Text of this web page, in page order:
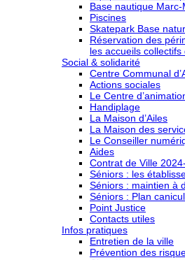
Base nautique Marc-
Piscines
Skatepark Base
Réservation des
les accueils
Social & solidarité
Centre Communal
Actions sociales
Le Centre
Handiplage
La Maison d’Ailes
La Maison des
Le Conseiller
Aides
Contrat de Ville
Séniors : les
Séniors : maintien à
Séniors : Plan
Point Justice
Contacts utiles
Infos pratiques
Entretien de la ville
Prévention des